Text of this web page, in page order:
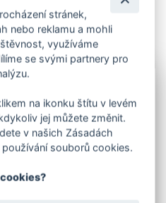
šedá.Jedná se o
jste si objednali.
vyberte rozměr -
stránek,
nebo reklamu a mohli
využíváme
se svými partnery pro
na ikonku štítu v levém
jej můžete změnit.
v našich Zásadách
souborů cookies.